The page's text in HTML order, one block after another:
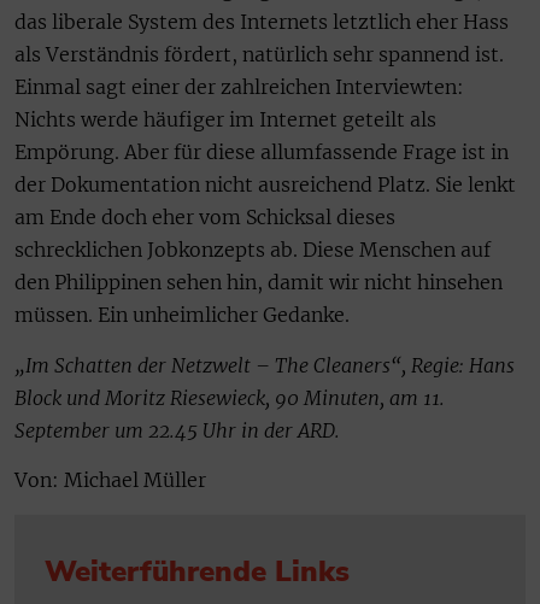
das liberale System des Internets letztlich eher Hass
als Verständnis fördert, natürlich sehr spannend ist.
Einmal sagt einer der zahlreichen Interviewten:
Nichts werde häufiger im Internet geteilt als
Empörung. Aber für diese allumfassende Frage ist in
der Dokumentation nicht ausreichend Platz. Sie lenkt
am Ende doch eher vom Schicksal dieses
schrecklichen Jobkonzepts ab. Diese Menschen auf
den Philippinen sehen hin, damit wir nicht hinsehen
müssen. Ein unheimlicher Gedanke.
„Im Schatten der Netzwelt – The Cleaners“, Regie: Hans
Block und Moritz Riesewieck, 90 Minuten, am 11.
September um 22.45 Uhr in der ARD.
Von: Michael Müller
Weiterführende Links